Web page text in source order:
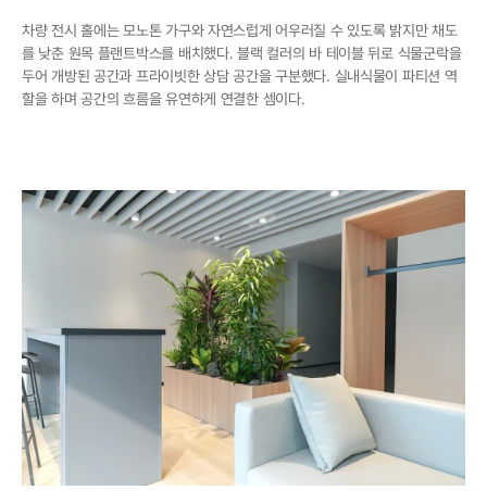
차량 전시 홀에는 모노톤 가구와 자연스럽게 어우러질 수 있도록 밝지만 채도
를 낮춘 원목 플랜트박스를 배치했다. 블랙 컬러의 바 테이블 뒤로 식물군락을
두어 개방된 공간과 프라이빗한 상담 공간을 구분했다. 실내식물이 파티션 역
할을 하며 공간의 흐름을 유연하게 연결한 셈이다.